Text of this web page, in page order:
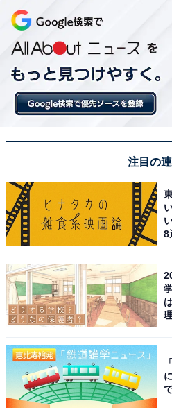
なぜ再び、百貨店業界でパ
たのか
そもそも百貨店のビジネスモ
が商業の中心であった昭和の時
商品が、しかも一般店よりも
ということで揺るがぬブラン
いうものでした。昭和末期の
の経済を背景に高額消費志向
フレ経済に突入。高級志向、
は大きなダメージを被り、業
トラの嵐が吹き荒れたのです。
不思議に思えるのは00年代半
おいて、なぜ今このタイミン
シフトが訪れようとしているの
ばの大統合、リストラの嵐は長
れは外国人観光客による爆買
からです。ここ数年の円安傾
大量の外国人観光客をもたらし
注目の
8